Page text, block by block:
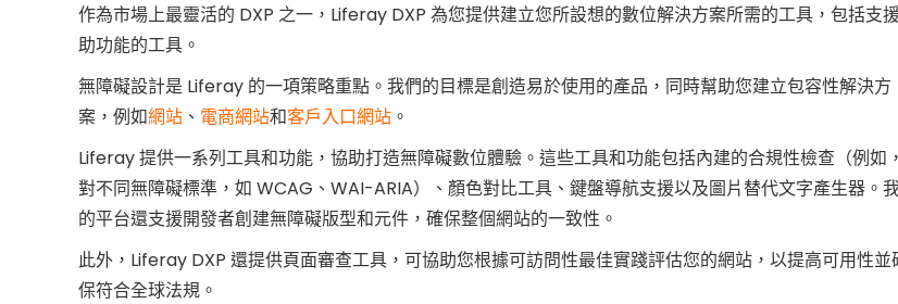
作為市場上最靈活的 DXP 之一，Liferay DXP 為您提供建立您所設想的數位解決方案所需的工具，包括支
助功能的工具。
無障礙設計是 Liferay 的一項策略重點。我們的目標是創造易於使用的產品，同時幫助您建立包容性解決方
案，例如網站 、 電商網站和客戶入口網站 。
Liferay 提供一系列工具和功能，協助打造無障礙數位體驗。這些工具和功能包括內建的合規性檢查（例如
對不同無障礙標準，如 WCAG、WAI-ARIA）、顏色對比工具、鍵盤導航支援以及圖片替代文字產生器。
的平台還支援開發者創建無障礙版型和元件，確保整個網站的一致性。
此外，Liferay DXP 還提供頁面審查工具，可協助您根據可訪問性最佳實踐評估您的網站，以提高可用性並
保符合全球法規。